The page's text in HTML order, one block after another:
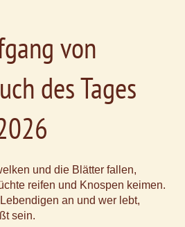
von
des Tages
und die Blätter fallen,
reifen und Knospen keimen.
an und wer lebt,
sein.